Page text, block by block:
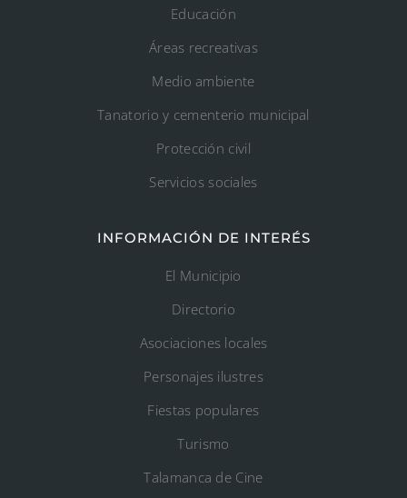
Educación
Áreas recreativas
Medio ambiente
Tanatorio y cementerio municipal
Protección civil
Servicios sociales
INFORMACIÓN DE INTERÉS
El Municipio
Directorio
Asociaciones locales
Personajes ilustres
Fiestas populares
Turismo
Talamanca de Cine